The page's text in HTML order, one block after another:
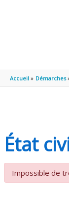
Accueil Démarches
État
Impossible de